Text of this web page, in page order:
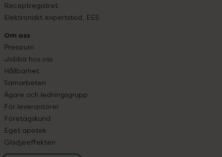
Receptregistret
Elektroniskt expertstöd, EES
Om oss
Pressrum
Jobba hos oss
Hållbarhet
Samarbeten
Ägare och ledningsgrupp
För leverantörer
Företagskund
Eget apotek
Glädjeeffekten